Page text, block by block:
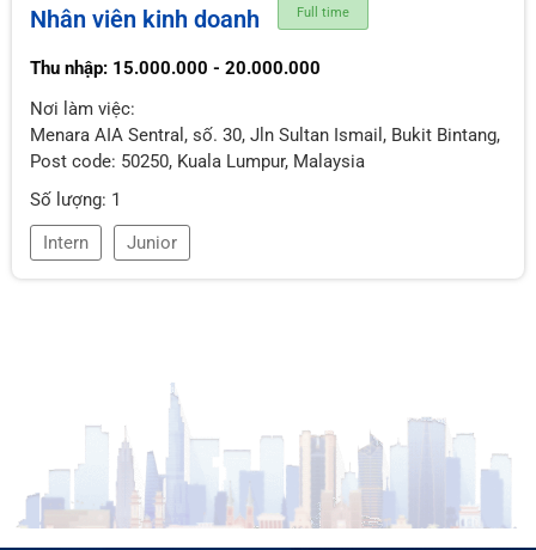
Nhân viên kinh doanh Full time
Thu nhập: 15.000.000 - 20.000.000
Nơi làm việc:
Menara AIA Sentral, số. 30, Jln Sultan Ismail, Bukit Bintang,
Post code: 50250, Kuala Lumpur, Malaysia
Số lượng: 1
Intern
Junior